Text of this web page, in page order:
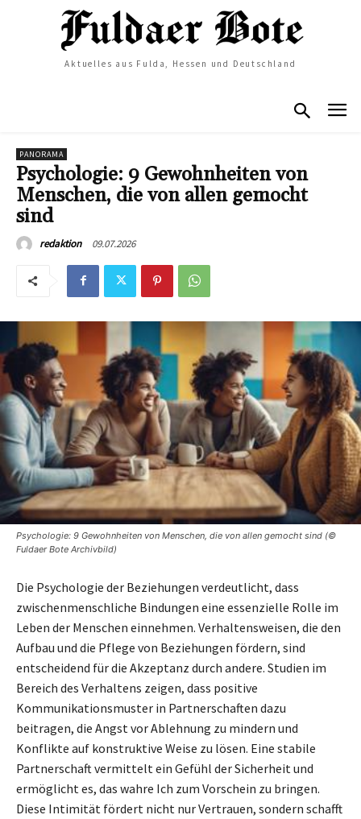
Aktuelles aus Fulda, Hessen und Deutschland
PANORAMA
Psychologie: 9 Gewohnheiten von
Menschen, die von allen gemocht
sind
redaktion 09.07.2026
Psychologie: 9 Gewohnheiten von Menschen, die von allen gemocht sind (©
Fuldaer Bote Archivbild)
Die Psychologie der Beziehungen verdeutlicht, dass
zwischenmenschliche Bindungen eine essenzielle Rolle im
Leben der Menschen einnehmen. Verhaltensweisen, die den
Aufbau und die Pflege von Beziehungen fördern, sind
entscheidend für die Akzeptanz durch andere. Studien im
Bereich des Verhaltens zeigen, dass positive
Kommunikationsmuster in Partnerschaften dazu
beitragen, die Angst vor Ablehnung zu mindern und
Konflikte auf konstruktive Weise zu lösen. Eine stabile
Partnerschaft vermittelt ein Gefühl der Sicherheit und
ermöglicht es, das wahre Ich zum Vorschein zu bringen.
Diese Intimität fördert nicht nur Vertrauen, sondern schafft